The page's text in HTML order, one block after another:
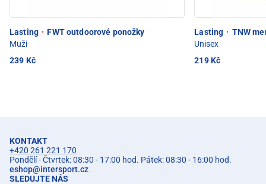
Lasting · FWT outdoorové ponožky
Muži
239 Kč
Lasting · TNW
Unisex
219 Kč
KONTAKT
+420 261 221 170
Pondělí - Čtvrtek: 08:30 - 17:00 hod. Pátek: 08:30 - 16:00 hod.
eshop@intersport.cz
SLEDUJTE NÁS